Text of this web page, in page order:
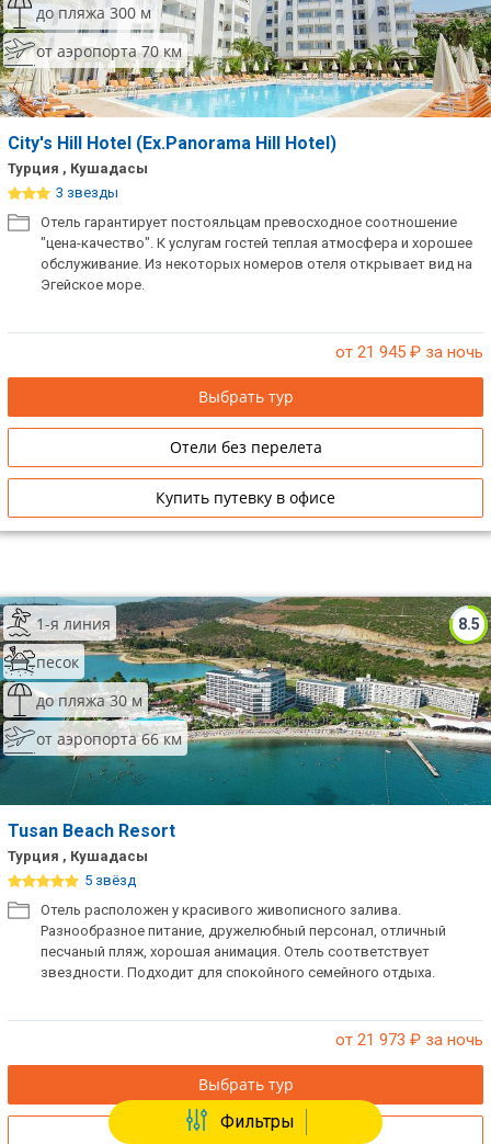
до пляжа 300 м
от аэропорта 70 км
City's Hill Hotel (Ex.Panorama Hill Hotel)
Турция , Кушадасы
3 звезды
Отель гарантирует постояльцам превосходное соотношение
"цена-качество". К услугам гостей теплая атмосфера и хорошее
обслуживание. Из некоторых номеров отеля открывает вид на
Эгейское море.
от 21 945 ₽ за ночь
Выбрать тур
Отели без перелета
Купить путевку в офисе
8.5
1-я линия
песок
до пляжа 30 м
от аэропорта 66 км
Tusan Beach Resort
Турция , Кушадасы
5 звёзд
Отель расположен у красивого живописного залива.
Разнообразное питание, дружелюбный персонал, отличный
песчаный пляж, хорошая анимация. Отель соответствует
звездности. Подходит для спокойного семейного отдыха.
от 21 973 ₽ за ночь
Выбрать тур
Отели без перелета
Фильтры